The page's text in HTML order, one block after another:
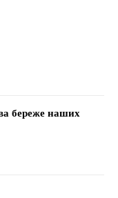
береже наших